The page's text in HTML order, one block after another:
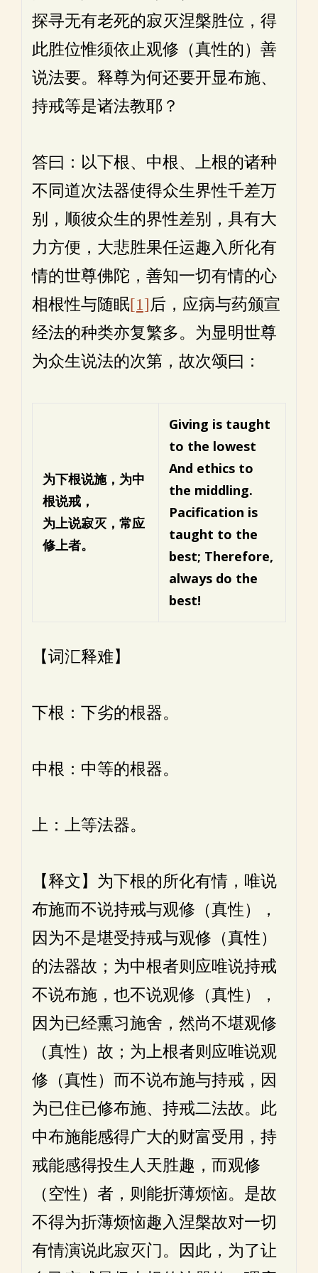
探寻无有老死的寂灭涅槃胜位，得
此胜位惟须依止观修（真性的）善
说法要。释尊为何还要开显布施、
持戒等是诸法教耶？
答曰：以下根、中根、上根的诸种
不同道次法器使得众生界性千差万
别，顺彼众生的界性差别，具有大
力方便，大悲胜果任运趣入所化有
情的世尊佛陀，善知一切有情的心
相根性与随眠[1]后，应病与药颁宣
经法的种类亦复繁多。为显明世尊
为众生说法的次第，故次颂曰：
为下根说施，为中
根说戒，
为上说寂灭，常应
修上者。
Giving is taught
to the lowest
And ethics to
the middling.
Pacification is
taught to the
best; Therefore,
always do the
best!
【词汇释难】
下根：下劣的根器。
中根：中等的根器。
上：上等法器。
【释文】为下根的所化有情，唯说
布施而不说持戒与观修（真性），
因为不是堪受持戒与观修（真性）
的法器故；为中根者则应唯说持戒
不说布施，也不说观修（真性），
因为已经熏习施舍，然尚不堪观修
（真性）故；为上根者则应唯说观
修（真性）而不说布施与持戒，因
为已住已修布施、持戒二法故。此
中布施能感得广大的财富受用，持
戒能感得投生人天胜趣，而观修
（空性）者，则能折薄烦恼。是故
不得为折薄烦恼趣入涅槃故对一切
有情演说此寂灭门。因此，为了让